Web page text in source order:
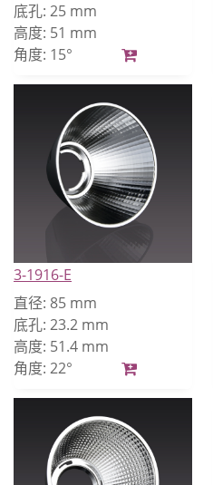
底孔: 25 mm
高度: 51 mm
角度: 15°
3-1916-E
直径: 85 mm
底孔: 23.2 mm
高度: 51.4 mm
角度: 22°